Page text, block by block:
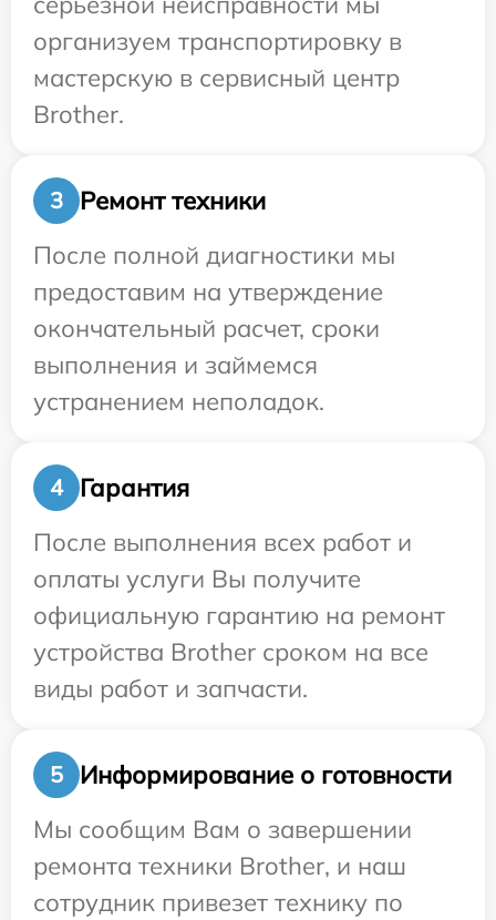
организуем транспортировку в
мастерскую в сервисный центр
Brother.
3
Ремонт техники
После полной диагностики мы
предоставим на утверждение
окончательный расчет, сроки
выполнения и займемся
устранением неполадок.
4
Гарантия
После выполнения всех работ и
оплаты услуги Вы получите
официальную гарантию на ремонт
устройства Brother сроком на все
виды работ и запчасти.
5
Информирование о готовности
Мы сообщим Вам о завершении
ремонта техники Brother, и наш
сотрудник привезет технику по